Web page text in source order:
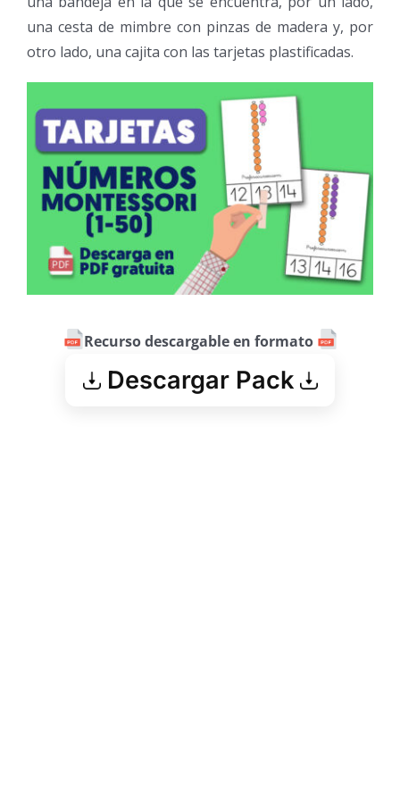
una cesta de mimbre con pinzas de madera y, por
otro lado, una cajita con las tarjetas plastificadas.
Recurso descargable en formato
Descargar Pack